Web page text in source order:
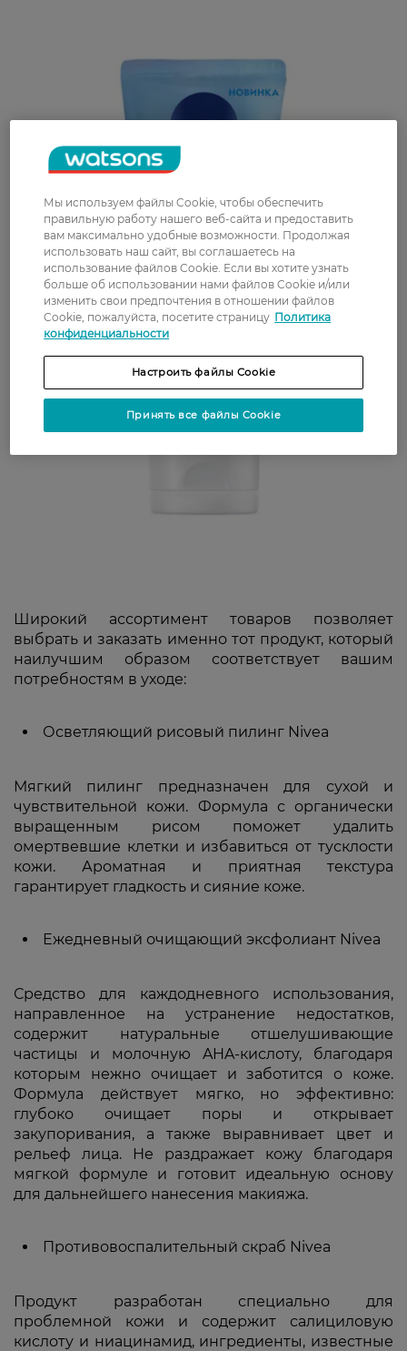
Широкий ассортимент товаров позволяет
выбрать и заказать именно тот продукт, который
наилучшим образом соответствует вашим
потребностям в уходе:
Осветляющий рисовый пилинг Nivea
Мягкий пилинг предназначен для сухой и
чувствительной кожи. Формула с органически
выращенным рисом поможет удалить
омертвевшие клетки и избавиться от тусклости
кожи. Ароматная и приятная текстура
гарантирует гладкость и сияние коже.
Ежедневный очищающий эксфолиант Nivea
Средство для каждодневного использования,
направленное на устранение недостатков,
содержит натуральные отшелушивающие
частицы и молочную AHA-кислоту, благодаря
которым нежно очищает и заботится о коже.
Формула действует мягко, но эффективно:
глубоко очищает поры и открывает
закупоривания, а также выравнивает цвет и
рельеф лица. Не раздражает кожу благодаря
мягкой формуле и готовит идеальную основу
для дальнейшего нанесения макияжа.
Противовоспалительный скраб Nivea
Продукт разработан специально для
проблемной кожи и содержит салициловую
кислоту и ниацинамид, ингредиенты, известные
Мы используем файлы Cookie, чтобы обеспечить
правильную работу нашего веб-сайта и предоставить
вам максимально удобные возможности. Продолжая
использовать наш сайт, вы соглашаетесь на
использование файлов Cookie. Если вы хотите узнать
больше об использовании нами файлов Cookie и/или
изменить свои предпочтения в отношении файлов
Cookie, пожалуйста, посетите страницу Политика
конфиденциальности
Настроить файлы Cookie
Принять все файлы Cookie